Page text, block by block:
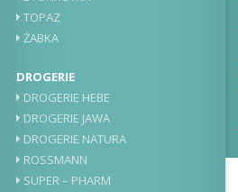
TOPAZ
ŻABKA
DROGERIE
DROGERIE HEBE
DROGERIE JAWA
DROGERIE NATURA
ROSSMANN
SUPER – PHARM